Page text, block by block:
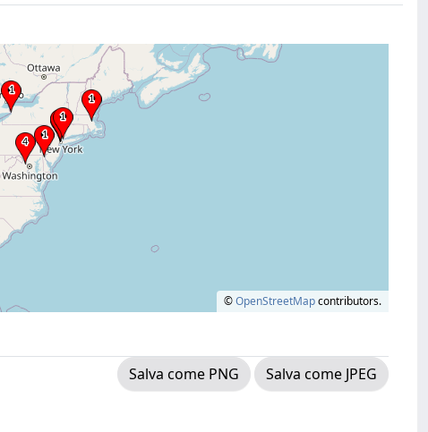
©OpenStreetMapcontributors.
Salva come PNG
Salva come JPEG